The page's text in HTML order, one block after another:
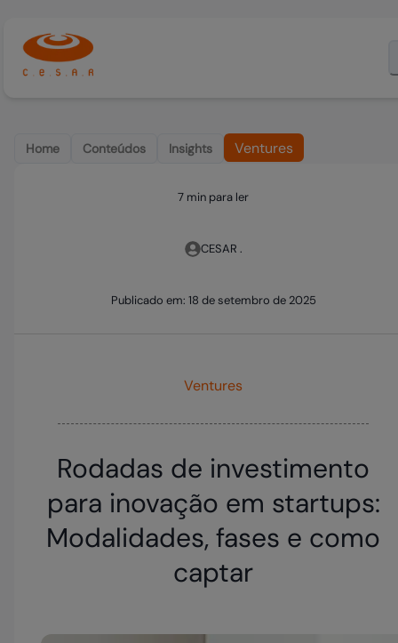
Home Conteúdos Insights Ventures
7 min para ler
CESAR .
Publicado em: 18 de setembro de 2025
Ventures
Rodadas de investimento
para inovação em startups:
Modalidades, fases e como
captar